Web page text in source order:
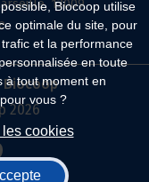
Biocoop utilise
optimale du site, pour
et la performance
en toute
à tout moment en
vous ?
les cookies
13009
Biocoop
2026